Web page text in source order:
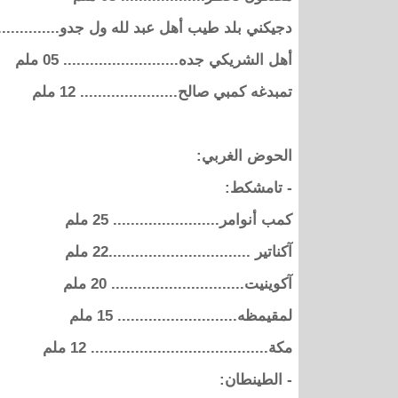
دجيكني بلد طيب أهل عبد لله ول جدو............... 14
أهل الشريكي جده.......................... 05 ملم
تمبدغه كمبي صالح...................... 12 ملم
الحوض الغربي:
- تامشكط:
كمب أنوامر........................ 25 ملم
آكناتير ................................22 ملم
آكوينيت.............................. 20 ملم
لمقيمظه........................... 15 ملم
مكة........................................ 12 ملم
- الطينطان: